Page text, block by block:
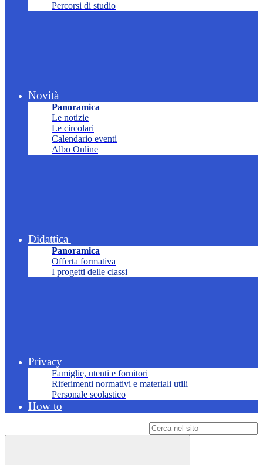
Percorsi di studio
Novità
Panoramica
Le notizie
Le circolari
Calendario eventi
Albo Online
Didattica
Panoramica
Offerta formativa
I progetti delle classi
Privacy
Famiglie, utenti e fornitori
Riferimenti normativi e materiali utili
Personale scolastico
How to